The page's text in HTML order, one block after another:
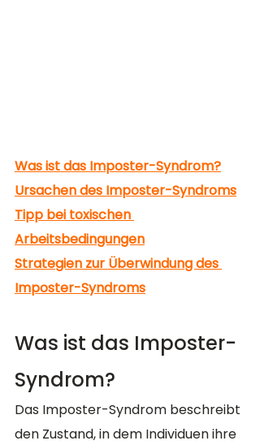
Was ist das Imposter-Syndrom?
Ursachen des Imposter-Syndroms
Tipp bei toxischen
Arbeitsbedingungen
Strategien zur Überwindung des
Imposter-Syndroms
Was ist das Imposter-
Syndrom?
Das Imposter-Syndrom beschreibt
den Zustand, in dem Individuen ihre